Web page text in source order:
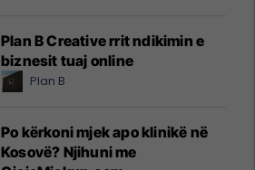
Plan B Creative rrit ndikimin e
biznesit tuaj online
Plan B
Po kërkoni mjek apo klinikë në
Kosovë? Njihuni me